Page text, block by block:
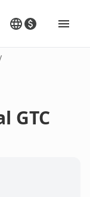
GTC